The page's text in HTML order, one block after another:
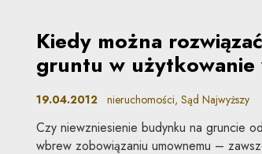
Kiedy można
gruntu w użytkowanie
19.04.2012nieruchomości, Sąd Najwyższy
Czy niewzniesienie budynku na gruncie
wbrew zobowiązaniu umownemu –